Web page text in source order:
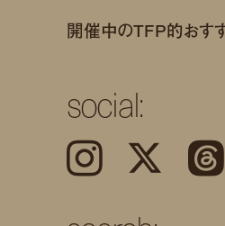
開催中のTFP的おす
social:
Instagram 𝕏 Threads